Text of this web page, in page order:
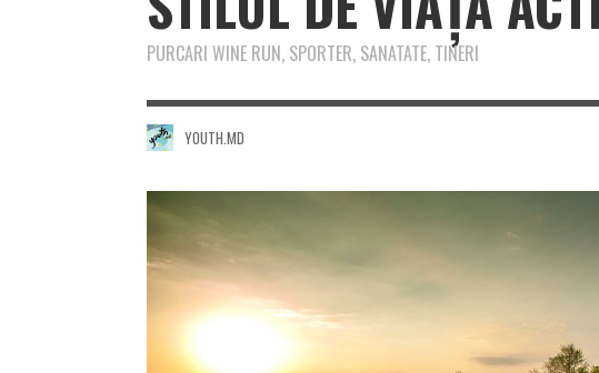
PURCARI WINE RUN, SPORTER, SANATATE, TINERI
YOUTH.MD